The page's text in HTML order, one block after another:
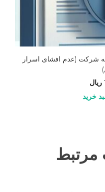
شرکت (عدم افشای اسرار
ریال
خرید